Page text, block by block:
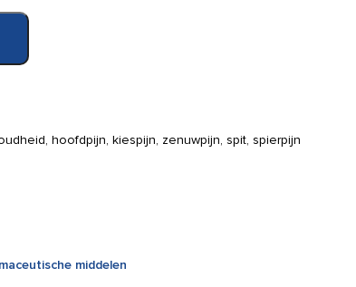
hoofdpijn, kiespijn, zenuwpijn, spit, spierpijn
middelen